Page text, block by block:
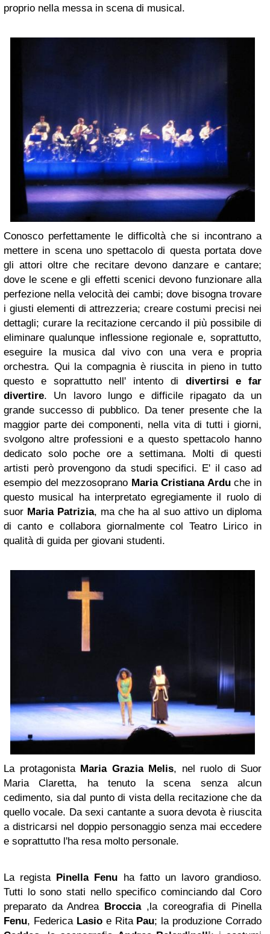
proprio nella messa in scena di musical.
Conosco perfettamente le difficoltà che si incontrano a
mettere in scena uno spettacolo di questa portata dove
gli attori oltre che recitare devono danzare e cantare;
dove le scene e gli effetti scenici devono funzionare alla
perfezione nella velocità dei cambi; dove bisogna trovare
i giusti elementi di attrezzeria; creare costumi precisi nei
dettagli; curare la recitazione cercando il più possibile di
eliminare qualunque inflessione regionale e, soprattutto,
eseguire la musica dal vivo con una vera e propria
orchestra. Qui la compagnia è riuscita in pieno in tutto
questo e soprattutto nell' intento di divertirsi e far
divertire. Un lavoro lungo e difficile ripagato da un
grande successo di pubblico. Da tener presente che la
maggior parte dei componenti, nella vita di tutti i giorni,
svolgono altre professioni e a questo spettacolo hanno
dedicato solo poche ore a settimana. Molti di questi
artisti però provengono da studi specifici. E' il caso ad
esempio del mezzosoprano Maria Cristiana Arduche in
questo musical ha interpretato egregiamente il ruolo di
suor Maria Patrizia, ma che ha al suo attivo un diploma
di canto e collabora giornalmente col Teatro Lirico in
qualità di guida per giovani studenti.
La protagonista Maria Grazia Melis, nel ruolo di Suor
Maria Claretta, ha tenuto la scena senza alcun
cedimento, sia dal punto di vista della recitazione che da
quello vocale. Da sexi cantante a suora devota è riuscita
a districarsi nel doppio personaggio senza mai eccedere
e soprattutto l'ha resa molto personale.
La regista Pinella Fenu ha fatto un lavoro grandioso.
Tutti lo sono stati nello specifico cominciando dal Coro
preparato da Andrea Broccia,la coreografia di Pinella
Fenu, FedericaLasioe Rita Pau; la produzione Corrado